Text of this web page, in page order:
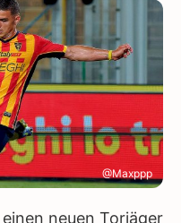
@Maxppp
neuen Torjäger